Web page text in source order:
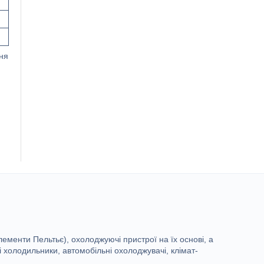
Пельтьє), охолоджуючі пристрої на їх основі, а
автомобільні охолоджувачі, клімат-